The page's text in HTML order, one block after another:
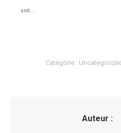
soit...
Catégorie :
Auteur :